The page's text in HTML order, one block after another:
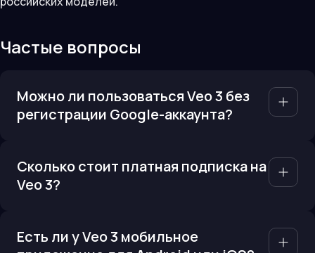
Частые вопросы
Можно ли пользоваться Veo 3 без
регистрации Google-аккаунта?
Сколько стоит платная подписка на
Veo 3?
Есть ли у Veo 3 мобильное